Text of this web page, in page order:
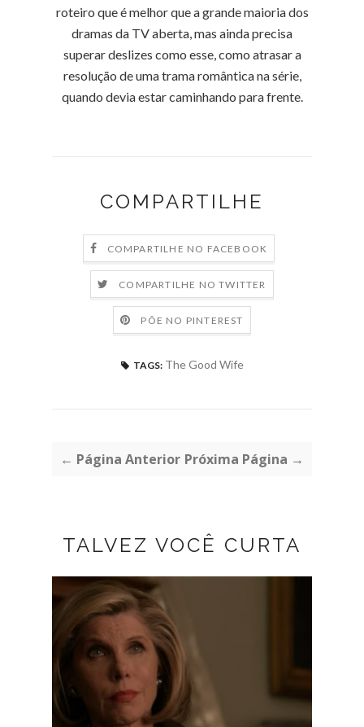
roteiro que é melhor que a grande maioria dos
dramas da TV aberta, mas ainda precisa
superar deslizes como esse, como atrasar a
resolução de uma trama romântica na série,
quando devia estar caminhando para frente.
COMPARTILHE
COMPARTILHE NO FACEBOOK
COMPARTILHE NO TWITTER
PÕE NO PINTEREST
TAGS: The Good Wife
← Página Anterior Próxima Página →
TALVEZ VOCÊ CURTA